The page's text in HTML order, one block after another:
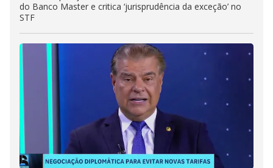
do Banco Master e critica ‘jurisprudência da exceção’ no
STF